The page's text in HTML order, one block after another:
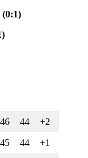
46 44 +2
45 44 +1